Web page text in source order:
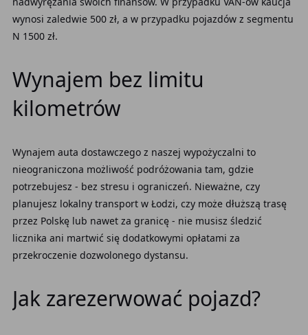
wynosi zaledwie 500 zł, a w przypadku pojazdów z segmentu
N 1500 zł.
Wynajem bez limitu
kilometrów
Wynajem auta dostawczego z naszej wypożyczalni to
nieograniczona możliwość podróżowania tam, gdzie
potrzebujesz - bez stresu i ograniczeń. Nieważne, czy
planujesz lokalny transport w Łodzi, czy może dłuższą trasę
przez Polskę lub nawet za granicę - nie musisz śledzić
licznika ani martwić się dodatkowymi opłatami za
przekroczenie dozwolonego dystansu.
Jak zarezerwować pojazd?